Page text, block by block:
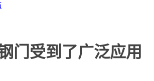
门受到了广泛应用